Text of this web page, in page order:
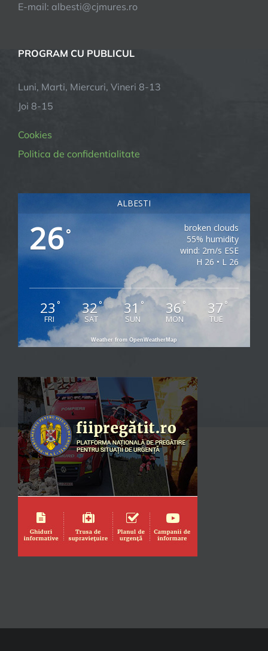
E-mail: albesti@cjmures.ro
PROGRAM CU PUBLICUL
Luni, Marti, Miercuri, Vineri 8-13
Joi 8-15
Cookies
Politica de confidentialitate
ALBESTI
26°
broken clouds
55% humidity
wind: 2m/s ESE
H 26 • L 26
23 °
FRI
32°
SAT
31°
SUN
36 °
MON
37 °
TUE
Weather from OpenWeatherMap